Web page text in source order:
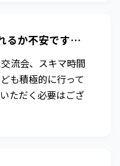
るか不安です…
流会、スキマ時間
も積極的に行って
ただく必要はござ